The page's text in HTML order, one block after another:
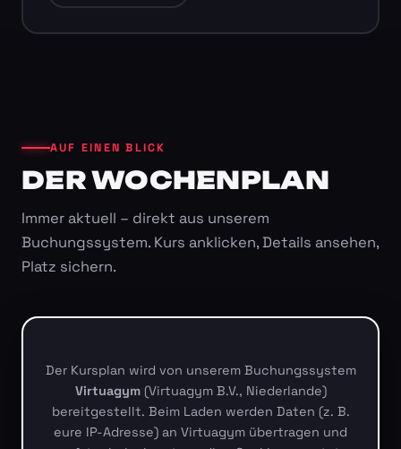
AUF EINEN BLICK
DER WOCHENPLAN
Immer aktuell – direkt aus unserem
Buchungssystem. Kurs anklicken, Details ansehen,
Platz sichern.
Der Kursplan wird von unserem Buchungssystem
Virtuagym(Virtuagym B.V., Niederlande)
bereitgestellt. Beim Laden werden Daten (z. B.
eure IP-Adresse) an Virtuagym übertragen und